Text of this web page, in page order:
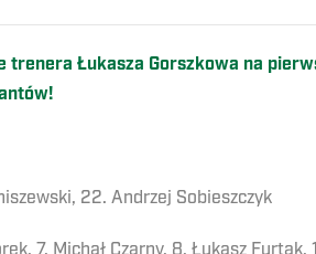
trenera Łukasza Gorszkowa na
22. Andrzej Sobieszczyk